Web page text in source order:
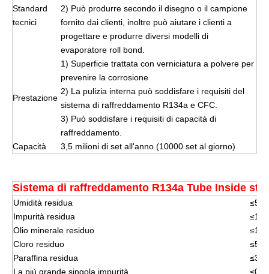
Standard
tecnici
2) Può produrre secondo il disegno o il campione
fornito dai clienti, inoltre può aiutare i clienti a
progettare e produrre diversi modelli di
evaporatore roll bond.
Prestazione
1) Superficie trattata con verniciatura a polvere per
prevenire la corrosione
2) La pulizia interna può soddisfare i requisiti del
sistema di raffreddamento R134a e CFC.
3) Può soddisfare i requisiti di capacità di
raffreddamento.
Capacità
3,5 milioni di set all'anno (10000 set al giorno)
Sistema di raffreddamento R134a Tube Inside
Umidità residua
≤5 /
Impurità residua
≤1 /
Olio minerale residuo
Cloro residuo
Paraffina residua
≤3 /
La più grande singola impurità
≤0,5